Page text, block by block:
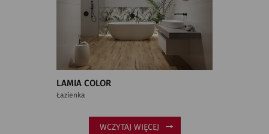
LAMIA COLOR
Łazienka
WCZYTAJ WIĘCEJ